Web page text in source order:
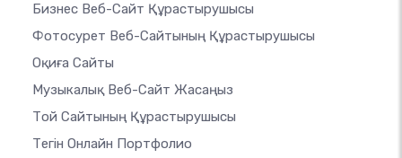
Бизнес Веб-Сайт Құрастырушысы
Фотосурет Веб-Сайтының Құрастырушысы
Оқиға Сайты
Музыкалық Веб-Сайт Жасаңыз
Той Сайтының Құрастырушысы
Тегін Онлайн Портфолио